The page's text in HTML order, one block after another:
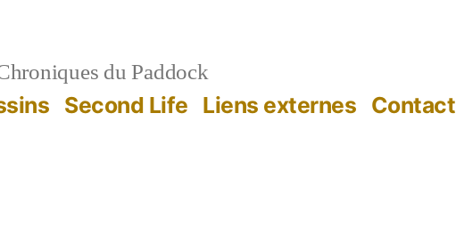
du Paddock
Second Life Liens externes Contact